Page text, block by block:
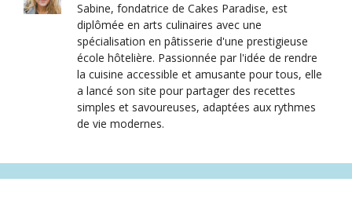
Sabine, fondatrice de Cakes Paradise, est
diplômée en arts culinaires avec une
spécialisation en pâtisserie d'une prestigieuse
école hôtelière. Passionnée par l'idée de rendre
la cuisine accessible et amusante pour tous, elle
a lancé son site pour partager des recettes
simples et savoureuses, adaptées aux rythmes
de vie modernes.